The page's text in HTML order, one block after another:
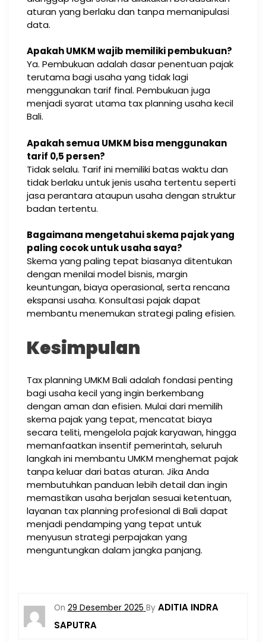
aturan yang berlaku dan tanpa memanipulasi
data.
Apakah UMKM wajib memiliki pembukuan?
Ya. Pembukuan adalah dasar penentuan pajak
terutama bagi usaha yang tidak lagi
menggunakan tarif final. Pembukuan juga
menjadi syarat utama tax planning usaha kecil
Bali.
Apakah semua UMKM bisa menggunakan
tarif 0,5 persen?
Tidak selalu. Tarif ini memiliki batas waktu dan
tidak berlaku untuk jenis usaha tertentu seperti
jasa perantara ataupun usaha dengan struktur
badan tertentu.
Bagaimana mengetahui skema pajak yang
paling cocok untuk usaha saya?
Skema yang paling tepat biasanya ditentukan
dengan menilai model bisnis, margin
keuntungan, biaya operasional, serta rencana
ekspansi usaha. Konsultasi pajak dapat
membantu menemukan strategi paling efisien.
Kesimpulan
Tax planning UMKM Bali adalah fondasi penting
bagi usaha kecil yang ingin berkembang
dengan aman dan efisien. Mulai dari memilih
skema pajak yang tepat, mencatat biaya
secara teliti, mengelola pajak karyawan, hingga
memanfaatkan insentif pemerintah, seluruh
langkah ini membantu UMKM menghemat pajak
tanpa keluar dari batas aturan. Jika Anda
membutuhkan panduan lebih detail dan ingin
memastikan usaha berjalan sesuai ketentuan,
layanan tax planning profesional di Bali dapat
menjadi pendamping yang tepat untuk
menyusun strategi perpajakan yang
menguntungkan dalam jangka panjang.
On 29 Desember 2025 By ADITIA INDRA
SAPUTRA